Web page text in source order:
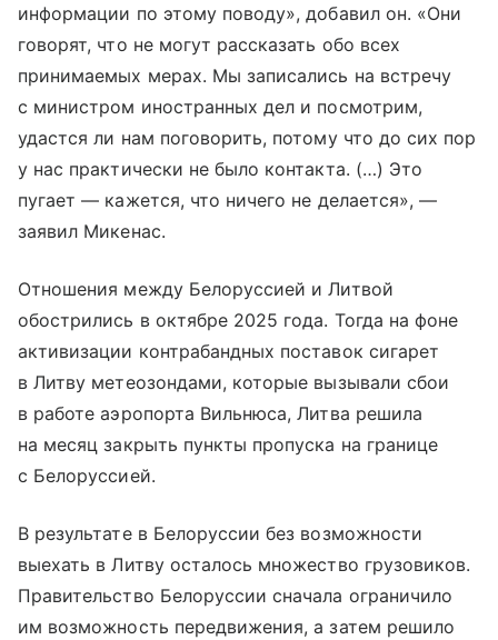
информации по этому поводу», добавил он. «Они
говорят, что не могут рассказать обо всех
принимаемых мерах. Мы записались на встречу
с министром иностранных дел и посмотрим,
удастся ли нам поговорить, потому что до сих пор
у нас практически не было контакта. (…) Это
пугает — кажется, что ничего не делается», —
заявил Микенас.
Отношения между Белоруссией и Литвой
обострились в октябре 2025 года. Тогда на фоне
активизации контрабандных поставок сигарет
в Литву метеозондами, которые вызывали сбои
в работе аэропорта Вильнюса, Литва решила
на месяц закрыть пункты пропуска на границе
с Белоруссией.
В результате в Белоруссии без возможности
выехать в Литву осталось множество грузовиков.
Правительство Белоруссии сначала ограничило
им возможность передвижения, а затем решило